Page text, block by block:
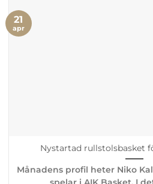
Nystartad rullstolsbasket
Månadens profil heter Niko
21
apr